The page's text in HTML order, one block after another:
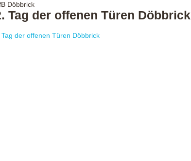
Döbbrick
Tag der offenen Türen Döbbrick